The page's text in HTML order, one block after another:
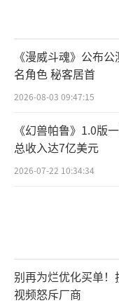
《漫威斗魂》公布
名角色 秘客居首
2026-08-03 09:47:15
《幻兽帕鲁》1.0版
总收入达7亿美元
2026-07-22 10:34:34
别再为烂优化买单
视频怒斥厂商